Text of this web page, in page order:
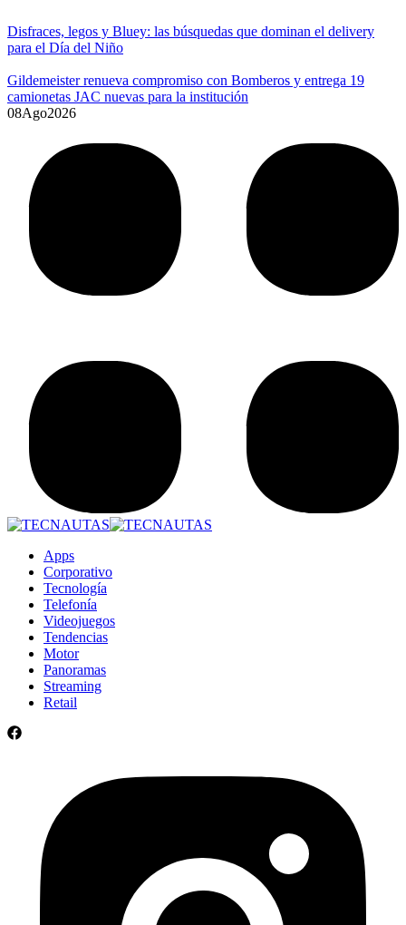
Disfraces, legos y Bluey: las búsquedas que dominan el delivery
para el Día del Niño
Gildemeister renueva compromiso con Bomberos y entrega 19
camionetas JAC nuevas para la institución
08Ago2026
Apps
Corporativo
Tecnología
Telefonía
Videojuegos
Tendencias
Motor
Panoramas
Streaming
Retail